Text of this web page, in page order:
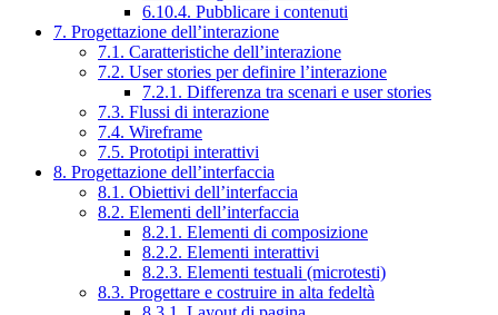
6.10.4. Pubblicare i contenuti
7. Progettazione dell’interazione
7.1. Caratteristiche dell’interazione
7.2. User stories per definire l’interazione
7.2.1. Differenza tra scenari e user stories
7.3. Flussi di interazione
7.4. Wireframe
7.5. Prototipi interattivi
8. Progettazione dell’interfaccia
8.1. Obiettivi dell’interfaccia
8.2. Elementi dell’interfaccia
8.2.1. Elementi di composizione
8.2.2. Elementi interattivi
8.2.3. Elementi testuali (microtesti)
8.3. Progettare e costruire in alta fedeltà